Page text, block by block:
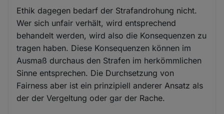
Ethik dagegen bedarf der Strafandrohung nicht.
Wer sich unfair verhält, wird entsprechend
behandelt werden, wird also die Konsequenzen zu
tragen haben. Diese Konsequenzen können im
Ausmaß durchaus den Strafen im herkömmlichen
Sinne entsprechen. Die Durchsetzung von
Fairness aber ist ein prinzipiell anderer Ansatz als
der der Vergeltung oder gar der Rache.